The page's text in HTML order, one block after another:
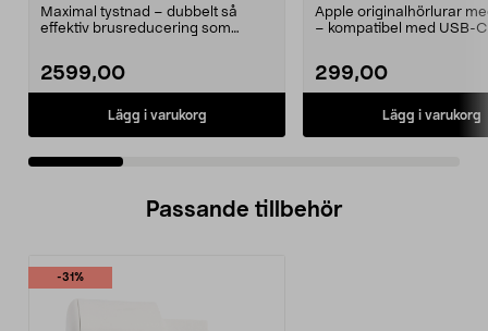
Maximal tystnad – dubbelt så
effektiv brusreducering som
2599,00
Lägg i varukorg
Apple originalhörlurar
– kompatibel med USB-
299,00
Lägg i varukorg
Passande tillbehör
-31%